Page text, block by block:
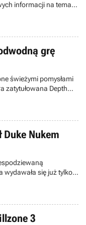
informacji na temat
treff
konkretów oraz
grę
świeżymi pomysłami
zatytułowana Depth
graczom na
Duke Nukem
wydawała się już tylko
pierwszoosobowych
studia
3